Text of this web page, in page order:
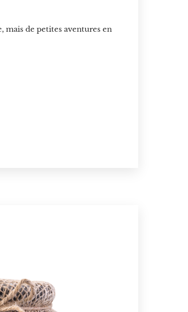
mais de petites aventures en